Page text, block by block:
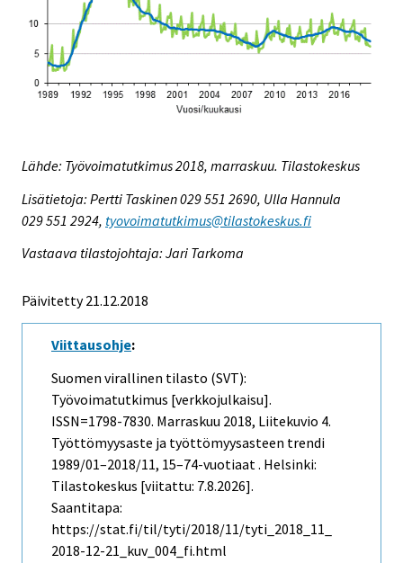
Lähde: Työvoimatutkimus 2018, marraskuu. Tilastokeskus
Lisätietoja: Pertti Taskinen 029 551 2690, Ulla Hannula
029 551 2924, tyovoimatutkimus@tilastokeskus.fi
Vastaava tilastojohtaja: Jari Tarkoma
Päivitetty 21.12.2018
Viittausohje:
Suomen virallinen tilasto (SVT):
Työvoimatutkimus [verkkojulkaisu].
ISSN=1798-7830. Marraskuu 2018, Liitekuvio 4.
Työttömyysaste ja työttömyysasteen trendi
1989/01–2018/11, 15–74-vuotiaat . Helsinki:
Tilastokeskus [viitattu: 7.8.2026].
Saantitapa:
https://stat.fi/til/tyti/2018/11/tyti_2018_11_
2018-12-21_kuv_004_fi.html